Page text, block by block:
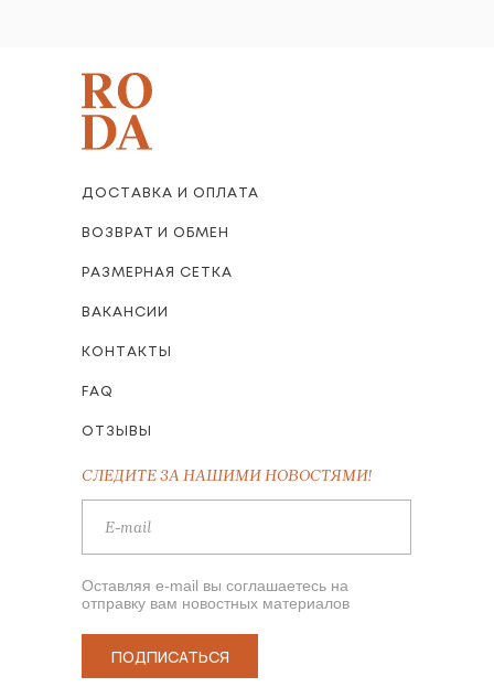
РАЗМЕРНАЯ СЕТКА
ДОСТАВКА И ОПЛАТА
КОНТАКТЫ
FAQ
ОТЗЫВЫ
СЛЕДИТЕ ЗА НАШИМИ НОВОСТЯМИ!
Оставляя e-mail вы соглашаетесь на
отправку вам новостных материалов
ПОДПИСАТЬСЯ
ВОЗВРАТ И ОБМЕН
ВАКАНСИИ